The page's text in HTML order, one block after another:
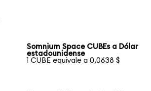
Somnium Space CUBEs a Dólar
estadounidense
1 CUBE equivale a 0,0638 $